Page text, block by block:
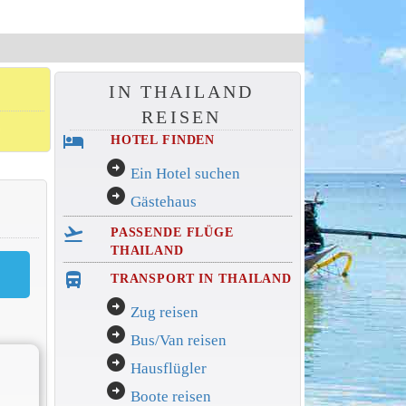
IN THAILAND
REISEN
hotel HOTEL FINDEN
arrow_circle_right Ein Hotel suchen
arrow_circle_right Gästehaus
flight_takeoff
PASSENDE FLÜGE
THAILAND
directions_bus_filled TRANSPORT IN THAILAND
arrow_circle_right Zug reisen
arrow_circle_right Bus/Van reisen
arrow_circle_right Hausflügler
arrow_circle_right Boote reisen